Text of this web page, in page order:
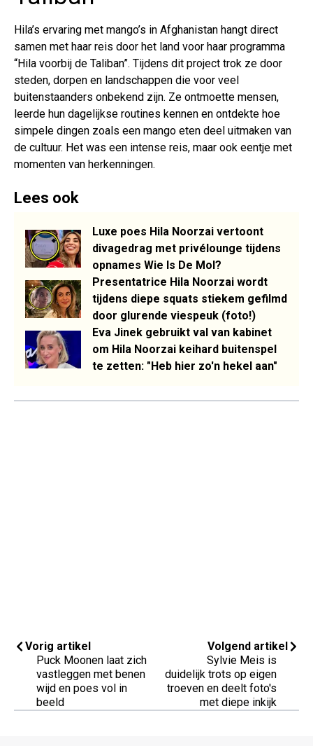
Hila’s ervaring met mango’s in Afghanistan hangt direct
samen met haar reis door het land voor haar programma
“Hila voorbij de Taliban”. Tijdens dit project trok ze door
steden, dorpen en landschappen die voor veel
buitenstaanders onbekend zijn. Ze ontmoette mensen,
leerde hun dagelijkse routines kennen en ontdekte hoe
simpele dingen zoals een mango eten deel uitmaken van
de cultuur. Het was een intense reis, maar ook eentje met
momenten van herkenningen.
Lees ook
Luxe poes Hila Noorzai vertoont
divagedrag met privélounge tijdens
opnames Wie Is De Mol?
Presentatrice Hila Noorzai wordt
tijdens diepe squats stiekem gefilmd
door glurende viespeuk (foto!)
Eva Jinek gebruikt val van kabinet
om Hila Noorzai keihard buitenspel
te zetten: "Heb hier zo'n hekel aan"
Vorig artikel
Puck Moonen laat zich
vastleggen met benen
wijd en poes vol in
beeld
Volgend artikel
Sylvie Meis is
duidelijk trots op eigen
troeven en deelt foto's
met diepe inkijk